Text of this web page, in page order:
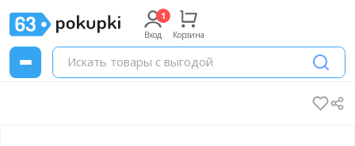
Вход Корзина